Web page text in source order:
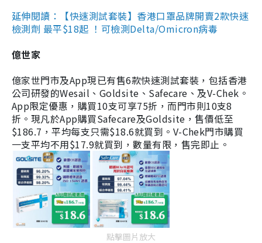
延伸閱讀：【快速測試套裝】香港口罩品牌開賣2款快速
檢測劑 最平$18起 ！可檢測Delta/Omicron病毒
億世家
億家世門市及App現已有售6款快速測試套裝，包括香港
公司研發的Wesail、Goldsite、Safecare、及V-Chek。
App限定優惠，購買10支可享75折，而門市則10支8
折。現凡於App購買Safecare及Goldsite，售價低至
$186.7，平均每支只需$18.6就買到。V-Chek門市購買
一支平均不用$17.9就買到，數量有限，售完即止。
點擊圖片放大